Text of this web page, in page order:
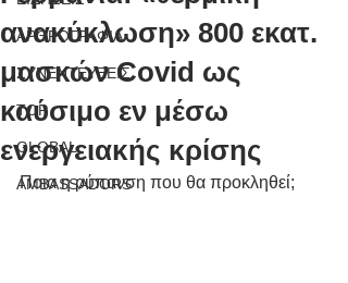
ΑΡΘΡΟΓΡΑΦΙΑ
ΣΥΝΕΝΤΕΥΞΕΙΣ
TOP
GLOBAL
AMBASSADORS
ανακύκλωση» 800 εκατ.
μασκών Covid ως
καύσιμο εν μέσω
ενεργειακής κρίσης
Ποια η ρύπανση που θα προκληθεί;